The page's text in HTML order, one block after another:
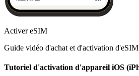
Activer eSIM
Guide vidéo d'achat et d'activation d'eSIM
Tutoriel d'activation d'appareil iOS